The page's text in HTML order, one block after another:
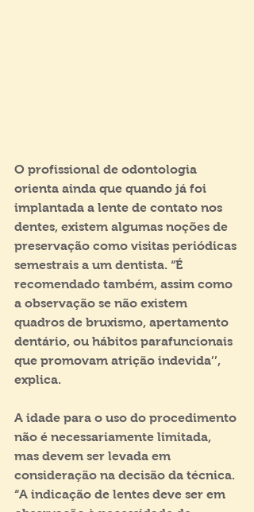
O profissional de odontologia
orienta ainda que quando já foi
implantada a lente de contato nos
dentes, existem algumas noções de
preservação como visitas periódicas
semestrais a um dentista. “É
recomendado também, assim como
a observação se não existem
quadros de bruxismo, apertamento
dentário, ou hábitos parafuncionais
que promovam atrição indevida’’,
explica.
A idade para o uso do procedimento
não é necessariamente limitada,
mas devem ser levada em
consideração na decisão da técnica.
“A indicação de lentes deve ser em